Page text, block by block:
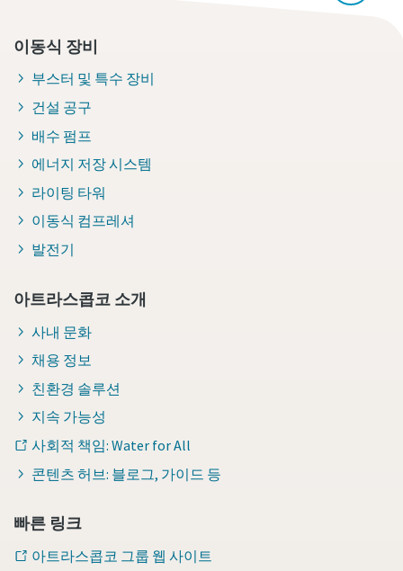
이동식 장비
부스터 및 특수 장비
건설 공구
배수 펌프
에너지 저장 시스템
라이팅 타워
이동식 컴프레셔
발전기
아트라스콥코 소개
사내 문화
채용 정보
친환경 솔루션
지속 가능성
사회적 책임: Water for All
콘텐츠 허브: 블로그, 가이드 등
빠른 링크
아트라스콥코 그룹 웹 사이트